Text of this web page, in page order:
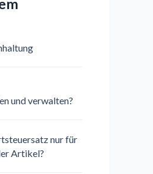
und verwalten?
nur für
Artikel?